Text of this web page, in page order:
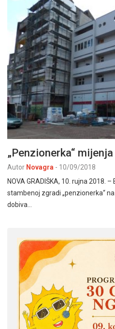
„Penzionerka“
Autor Novagra - 10/09/2018
NOVA GRADIŠKA, 10. rujna 2018.
stambenoj zgradi „penzionerka“
dobiva…